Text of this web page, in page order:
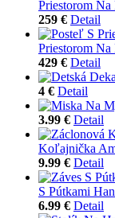
Priestorom
259 € Detail
Priestorom
429 € Detail
4 € Detail
3.99 € Detail
Koľajnička
9.99 € Detail
S Pútkami
6.99 € Detail